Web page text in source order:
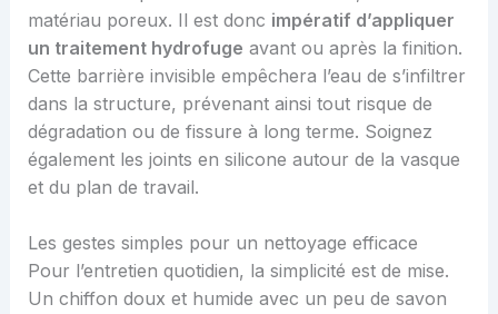
matériau poreux. Il est donc impératif d’appliquer
un traitement hydrofuge avant ou après la finition.
Cette barrière invisible empêchera l’eau de s’infiltrer
dans la structure, prévenant ainsi tout risque de
dégradation ou de fissure à long terme. Soignez
également les joints en silicone autour de la vasque
et du plan de travail.
Les gestes simples pour un nettoyage efficace
Pour l’entretien quotidien, la simplicité est de mise.
Un chiffon doux et humide avec un peu de savon